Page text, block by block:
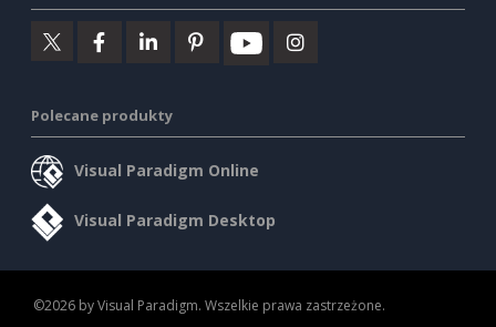
Polecane produkty
Visual Paradigm Online
Visual Paradigm Desktop
©2026 by Visual Paradigm. Wszelkie prawa zastrzeżone.